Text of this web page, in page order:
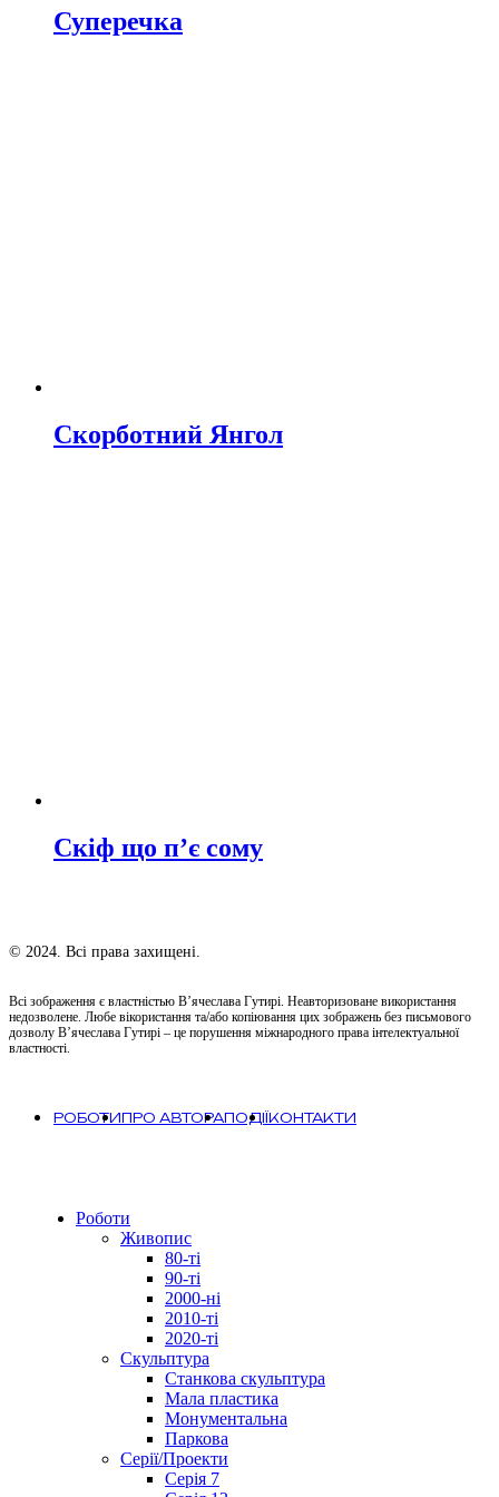
Суперечка
Скорботний Янгол
Скіф що п’є сому
© 2024. Всі права захищені.
Всі зображення є властністью В’ячеслава Гутирі. Неавторизоване використання
недозволене. Любе вікористання та/або копіювання цих зображень без письмового
дозволу В’ячеслава Гутирі – це порушення міжнародного права інтелектуальної
властності.
РОБОТИПРО АВТОРАПОДІЇКОНТАКТИ
Close
Роботи
Живопис
80-ті
90-ті
2000-ні
2010-ті
2020-ті
Скульптура
Станкова скульптура
Мала пластика
Монументальна
Паркова
Серії/Проекти
Серія 7